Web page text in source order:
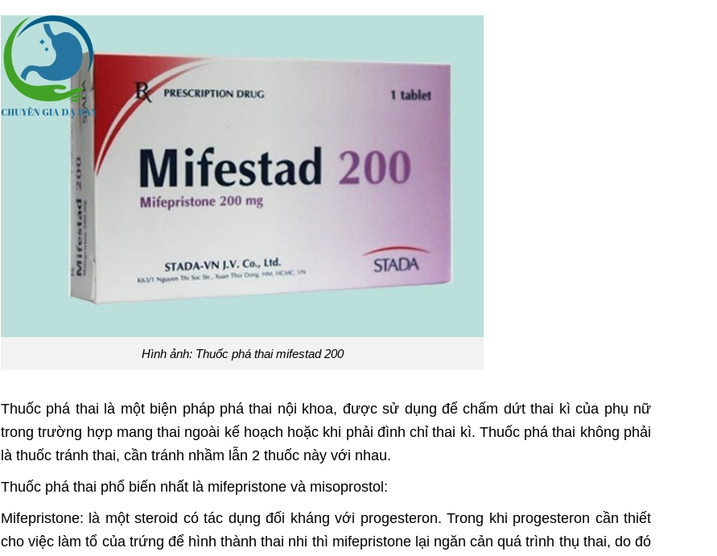
Hình ảnh: Thuốc phá thai mifestad 200
Thuốc phá thai là một biện pháp phá thai nội khoa, được sử dụng để chấm dứt thai kì của phụ nữ
trong trường hợp mang thai ngoài kế hoạch hoặc khi phải đình chỉ thai kì. Thuốc phá thai không phải
là thuốc tránh thai, cần tránh nhầm lẫn 2 thuốc này với nhau.
Thuốc phá thai phổ biến nhất là mifepristone và misoprostol:
Mifepristone: là một steroid có tác dụng đối kháng với progesteron. Trong khi progesteron cần thiết
cho việc làm tổ của trứng để hình thành thai nhi thì mifepristone lại ngăn cản quá trình thụ thai, do đó